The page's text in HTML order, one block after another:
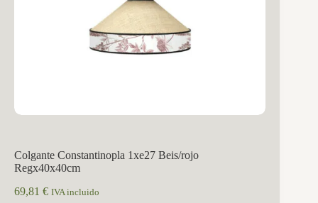
Colgante Constantinopla 1xe27 Beis/rojo
Regx40x40cm
69,81 € IVA incluido